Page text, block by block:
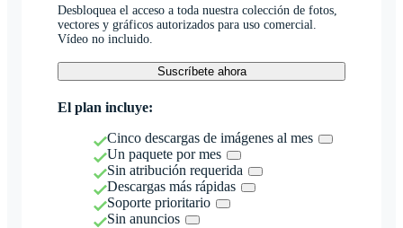
Desbloquea el acceso a toda nuestra colección de fotos,
vectores y gráficos autorizados para uso comercial.
Vídeo no incluido.
Suscríbete ahora
El plan incluye:
Cinco descargas de imágenes al mes
Un paquete por mes
Sin atribución requerida
Descargas más rápidas
Soporte prioritario
Sin anuncios